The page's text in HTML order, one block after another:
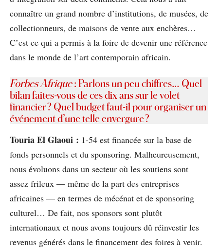
connaître un grand nombre d’institutions, de musées, de
collectionneurs, de maisons de vente aux enchères…
C’est ce qui a permis à la foire de devenir une référence
dans le monde de l’art contemporain africain.
Forbes Afrique: Parlons un peu chiffres… Quel
bilan faites-vous de ces dix ans sur le volet
financier ? Quel budget faut-il pour organiser un
événement d’une telle envergure ?
Touria El Glaoui : 1-54 est financée sur la base de
fonds personnels et du sponsoring. Malheureusement,
nous évoluons dans un secteur où les soutiens sont
assez frileux — même de la part des entreprises
africaines — en termes de mécénat et de sponsoring
culturel… De fait, nos sponsors sont plutôt
internationaux et nous avons toujours dû réinvestir les
revenus générés dans le financement des foires à venir.